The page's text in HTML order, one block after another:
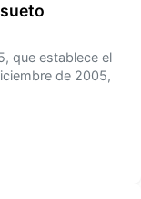
que establece el
de 2005,